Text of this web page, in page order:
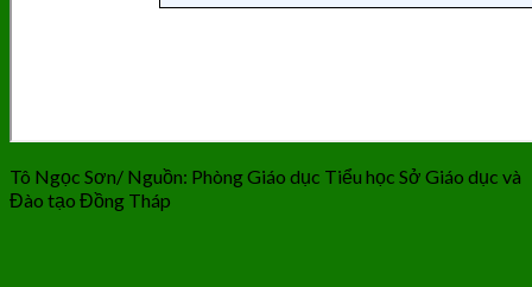
Tô Ngọc Sơn/ Nguồn: Phòng Giáo dục Tiểu học Sở Giáo dục và
Đào tạo Đồng Tháp